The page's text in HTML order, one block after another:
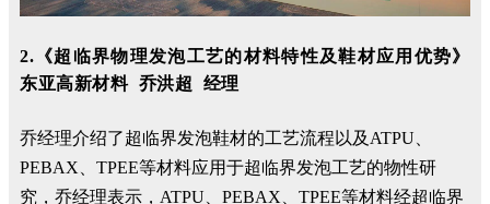
2. 《超临界物理发泡工艺的材料特性及鞋材应用优势》
东亚高新材料 乔洪超 经理
乔经理介绍了超临界发泡鞋材的工艺流程以及ATPU、
PEBAX、TPEE等材料应用于超临界发泡工艺的物性研
究，乔经理表示，ATPU、PEBAX、TPEE等材料经超临界